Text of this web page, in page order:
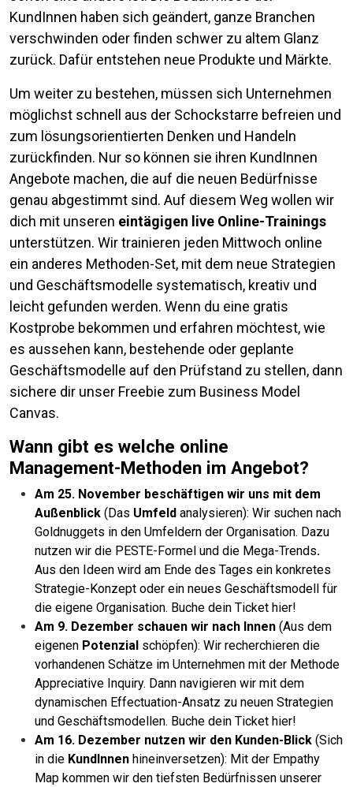
KundInnen haben sich geändert, ganze Branchen
verschwinden oder finden schwer zu altem Glanz
zurück. Dafür entstehen neue Produkte und Märkte.
Um weiter zu bestehen, müssen sich Unternehmen
möglichst schnell aus der Schockstarre befreien und
zum lösungsorientierten Denken und Handeln
zurückfinden. Nur so können sie ihren KundInnen
Angebote machen, die auf die neuen Bedürfnisse
genau abgestimmt sind. Auf diesem Weg wollen wir
dich mit unseren eintägigen live Online-Trainings
unterstützen. Wir trainieren jeden Mittwoch online
ein anderes Methoden-Set, mit dem neue Strategien
und Geschäftsmodelle systematisch, kreativ und
leicht gefunden werden. Wenn du eine gratis
Kostprobe bekommen und erfahren möchtest, wie
es aussehen kann, bestehende oder geplante
Geschäftsmodelle auf den Prüfstand zu stellen, dann
sichere dir unser Freebie zum Business Model
Canvas.
Wann gibt es welche online
Management-Methoden im Angebot?
Am 25. November beschäftigen wir uns mit dem
Außenblick (Das Umfeld analysieren): Wir suchen nach
Goldnuggets in den Umfeldern der Organisation. Dazu
nutzen wir die PESTE-Formel und die Mega-Trends.
Aus den Ideen wird am Ende des Tages ein konkretes
Strategie-Konzept oder ein neues Geschäftsmodell für
die eigene Organisation. Buche dein Ticket hier!
Am 9. Dezember schauen wir nach Innen (Aus dem
eigenen Potenzial schöpfen): Wir recherchieren die
vorhandenen Schätze im Unternehmen mit der Methode
Appreciative Inquiry. Dann navigieren wir mit dem
dynamischen Effectuation-Ansatz zu neuen Strategien
und Geschäftsmodellen. Buche dein Ticket hier!
Am 16. Dezember nutzen wir den Kunden-Blick (Sich
in die KundInnen hineinversetzen): Mit der Empathy
Map kommen wir den tiefsten Bedürfnissen unserer